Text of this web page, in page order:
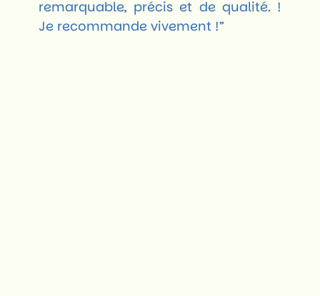
remarquable, précis et de qualité. !
Je recommande vivement !”